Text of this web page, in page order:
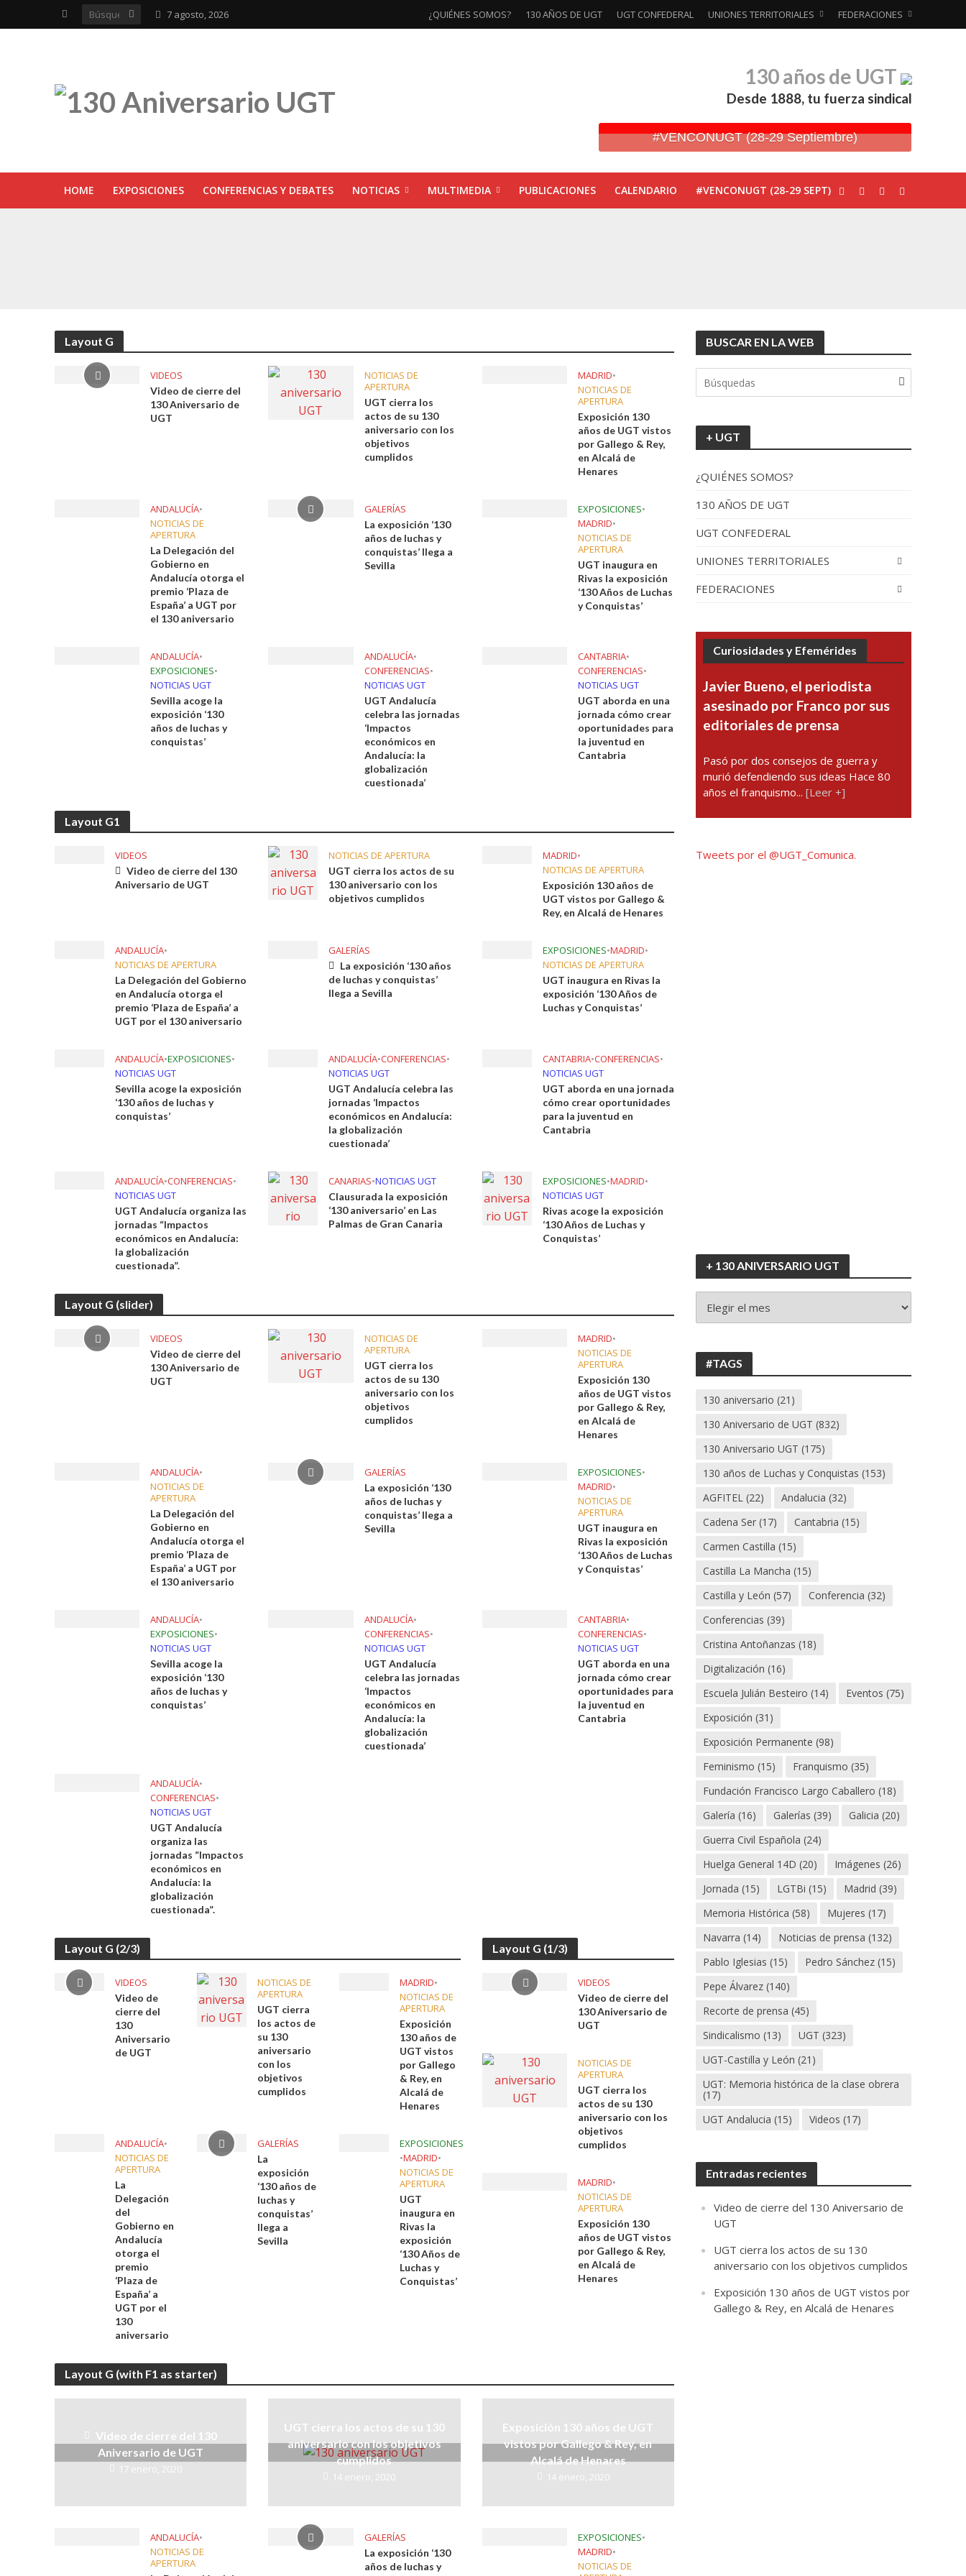
7 agosto, 2026 ¿QUIÉNES SOMOS? 130 AÑOS DE UGT UGT CONFEDERAL UNIONES TERRITORIALES FEDERACIONES
130 años de UGT
Desde 1888, tu fuerza sindical
#VENCONUGT (28-29 Septiembre)
HOME EXPOSICIONES CONFERENCIAS Y DEBATES NOTICIAS MULTIMEDIA PUBLICACIONES CALENDARIO #VENCONUGT (28-29 SEPT)
UGT Andalucía organiza las jornadas “Impactos económicos en Andalucía: la globalización cuestionada”.
Clausurada la exposición ‘130 aniversario’ en Las Palmas de Gran Canaria
Rivas acoge la exposición ‘130 Años de Luchas y Conquistas’
El historietista ‘Kim’ lleva la novela gráfica a Saint Gobain Isover
El Ayuntamiento de Sevilla acogerá la exposición 130 aniversario con la que UGT comenzó su recorrido por España
Layout G
VIDEOS
Video de cierre del
130 Aniversario de
UGT
NOTICIAS DE
APERTURA
UGT cierra los
actos de su 130
aniversario con los
objetivos
cumplidos
MADRID•
NOTICIAS DE
APERTURA
Exposición 130
años de UGT vistos
por Gallego & Rey,
en Alcalá de
Henares
ANDALUCÍA•
NOTICIAS DE
APERTURA
La Delegación del
Gobierno en
Andalucía otorga el
premio ‘Plaza de
España’ a UGT por
el 130 aniversario
GALERÍAS
La exposición ‘130
años de luchas y
conquistas’ llega a
Sevilla
EXPOSICIONES•
MADRID•
NOTICIAS DE
APERTURA
UGT inaugura en
Rivas la exposición
‘130 Años de Luchas
y Conquistas’
ANDALUCÍA•
EXPOSICIONES•
NOTICIAS UGT
Sevilla acoge la
exposición ‘130
años de luchas y
conquistas’
ANDALUCÍA•
CONFERENCIAS•
NOTICIAS UGT
UGT Andalucía
celebra las jornadas
‘Impactos
económicos en
Andalucía: la
globalización
cuestionada’
CANTABRIA•
CONFERENCIAS•
NOTICIAS UGT
UGT aborda en una
jornada cómo crear
oportunidades para
la juventud en
Cantabria
Layout G1
VIDEOS
Video de cierre del 130
Aniversario de UGT
NOTICIAS DE APERTURA
UGT cierra los actos de su
130 aniversario con los
objetivos cumplidos
MADRID•
NOTICIAS DE APERTURA
Exposición 130 años de
UGT vistos por Gallego &
Rey, en Alcalá de Henares
ANDALUCÍA•
NOTICIAS DE APERTURA
La Delegación del Gobierno
en Andalucía otorga el
premio ‘Plaza de España’ a
UGT por el 130 aniversario
GALERÍAS
La exposición ‘130 años
de luchas y conquistas’
llega a Sevilla
EXPOSICIONES•MADRID•
NOTICIAS DE APERTURA
UGT inaugura en Rivas la
exposición ‘130 Años de
Luchas y Conquistas’
ANDALUCÍA•EXPOSICIONES•
NOTICIAS UGT
Sevilla acoge la exposición
‘130 años de luchas y
conquistas’
ANDALUCÍA•CONFERENCIAS•
NOTICIAS UGT
UGT Andalucía celebra las
jornadas ‘Impactos
económicos en Andalucía:
la globalización
cuestionada’
CANTABRIA•CONFERENCIAS•
NOTICIAS UGT
UGT aborda en una jornada
cómo crear oportunidades
para la juventud en
Cantabria
ANDALUCÍA•CONFERENCIAS•
NOTICIAS UGT
UGT Andalucía organiza las
jornadas “Impactos
económicos en Andalucía:
la globalización
cuestionada”.
CANARIAS•NOTICIAS UGT
Clausurada la exposición
‘130 aniversario’ en Las
Palmas de Gran Canaria
EXPOSICIONES•MADRID•
NOTICIAS UGT
Rivas acoge la exposición
‘130 Años de Luchas y
Conquistas’
Layout G (slider)
VIDEOS
Video de cierre del
130 Aniversario de
UGT
NOTICIAS DE
APERTURA
UGT cierra los
actos de su 130
aniversario con los
objetivos
cumplidos
MADRID•
NOTICIAS DE
APERTURA
Exposición 130
años de UGT vistos
por Gallego & Rey,
en Alcalá de
Henares
ANDALUCÍA•
NOTICIAS DE
APERTURA
La Delegación del
Gobierno en
Andalucía otorga el
premio ‘Plaza de
España’ a UGT por
el 130 aniversario
GALERÍAS
La exposición ‘130
años de luchas y
conquistas’ llega a
Sevilla
EXPOSICIONES•
MADRID•
NOTICIAS DE
APERTURA
UGT inaugura en
Rivas la exposición
‘130 Años de Luchas
y Conquistas’
ANDALUCÍA•
EXPOSICIONES•
NOTICIAS UGT
Sevilla acoge la
exposición ‘130
años de luchas y
conquistas’
ANDALUCÍA•
CONFERENCIAS•
NOTICIAS UGT
UGT Andalucía
celebra las jornadas
‘Impactos
económicos en
Andalucía: la
globalización
cuestionada’
CANTABRIA•
CONFERENCIAS•
NOTICIAS UGT
UGT aborda en una
jornada cómo crear
oportunidades para
la juventud en
Cantabria
ANDALUCÍA•
CONFERENCIAS•
NOTICIAS UGT
UGT Andalucía
organiza las
jornadas “Impactos
económicos en
Andalucía: la
globalización
cuestionada”.
Layout G (2/3)
VIDEOS
Video de
cierre del
130
Aniversario
de UGT
NOTICIAS DE
APERTURA
UGT cierra
los actos de
su 130
aniversario
con los
objetivos
cumplidos
MADRID•
NOTICIAS DE
APERTURA
Exposición
130 años de
UGT vistos
por Gallego
& Rey, en
Alcalá de
Henares
ANDALUCÍA•
NOTICIAS DE
APERTURA
La
Delegación
del
Gobierno en
Andalucía
otorga el
premio
‘Plaza de
España’ a
UGT por el
130
aniversario
GALERÍAS
La
exposición
‘130 años de
luchas y
conquistas’
llega a
Sevilla
EXPOSICIONES
•MADRID•
NOTICIAS DE
APERTURA
UGT
inaugura en
Rivas la
exposición
‘130 Años de
Luchas y
Conquistas’
Layout G (1/3)
VIDEOS
Video de cierre del
130 Aniversario de
UGT
NOTICIAS DE
APERTURA
UGT cierra los
actos de su 130
aniversario con los
objetivos
cumplidos
MADRID•
NOTICIAS DE
APERTURA
Exposición 130
años de UGT vistos
por Gallego & Rey,
en Alcalá de
Henares
Layout G (with F1 as starter)
Video de cierre del 130
Aniversario de UGT
17 enero, 2020
UGT cierra los actos de su 130
aniversario con los objetivos
cumplidos
14 enero, 2020
Exposición 130 años de UGT
vistos por Gallego & Rey, en
Alcalá de Henares
14 enero, 2020
ANDALUCÍA•
NOTICIAS DE
APERTURA
GALERÍAS
La exposición ‘130
años de luchas y
EXPOSICIONES•
MADRID•
NOTICIAS DE
BUSCAR EN LA WEB
+ UGT
¿QUIÉNES SOMOS?
130 AÑOS DE UGT
UGT CONFEDERAL
UNIONES TERRITORIALES
FEDERACIONES
Curiosidades y Efemérides
Javier Bueno, el periodista
asesinado por Franco por sus
editoriales de prensa
Pasó por dos consejos de guerra y
murió defendiendo sus ideas Hace 80
años el franquismo...[Leer +]
Tweets por el @UGT_Comunica.
+ 130 ANIVERSARIO UGT
130
#TAGS
130 aniversario (21)
130 Aniversario de UGT (832)
130 Aniversario UGT (175)
130 años de Luchas y Conquistas (153)
AGFITEL (22) Andalucia (32)
Cadena Ser (17) Cantabria (15)
Carmen Castilla (15)
Castilla La Mancha (15)
Castilla y León (57) Conferencia (32)
Conferencias (39)
Cristina Antoñanzas (18)
Digitalización (16)
Escuela Julián Besteiro (14) Eventos (75)
Exposición (31)
Exposición Permanente (98)
Feminismo (15) Franquismo (35)
Fundación Francisco Largo Caballero (18)
Galería (16) Galerías (39) Galicia (20)
Guerra Civil Española (24)
Huelga General 14D (20) Imágenes (26)
Jornada (15) LGTBi (15) Madrid (39)
Memoria Histórica (58) Mujeres (17)
Navarra (14) Noticias de prensa (132)
Pablo Iglesias (15) Pedro Sánchez (15)
Pepe Álvarez (140)
Recorte de prensa (45)
Sindicalismo (13) UGT (323)
UGT-Castilla y León (21)
UGT: Memoria histórica de la clase obrera
(17)
UGT Andalucia (15) Videos (17)
Entradas recientes
Video de cierre del 130 Aniversario de
UGT
UGT cierra los actos de su 130
aniversario con los objetivos cumplidos
Exposición 130 años de UGT vistos por
Gallego & Rey, en Alcalá de Henares